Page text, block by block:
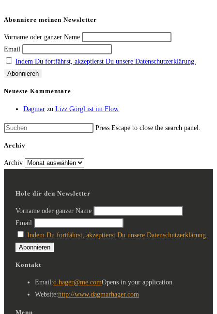
Abonniere meinen Newsletter
Vorname oder ganzer Name
Email
Indem Du fortfährst, akzeptierst Du unsere Datenschutzerklärung.
Neueste Kommentare
Dagmar zu Lizz Görgl ist im Flow
Press Escape to close the search panel.
Archiv
Archiv
Hole dir den Newsletter
Vorname oder ganzer Name
Email
Indem Du fortfährst, akzeptierst Du unsere Datenschutzerklärung.
Kontakt
Email:d.hager@me.comOpens in your application
Website:http://www.dagmarhager.com
Menu